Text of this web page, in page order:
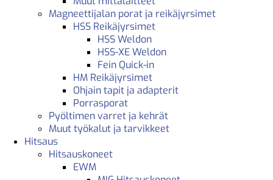
Magneettijalan porat ja reikäjyrsimet
HSS Reikäjyrsimet
HSS Weldon
HSS-XE Weldon
Fein Quick-in
HM Reikäjyrsimet
Ohjain tapit ja adapterit
Porrasporat
Pyöltimen varret ja kehrät
Muut työkalut ja tarvikkeet
Hitsaus
Hitsauskoneet
EWM